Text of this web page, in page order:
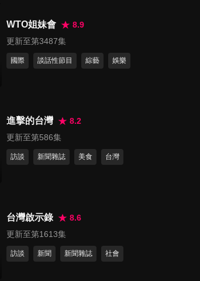
光？型男教你出國不怕被坑
第1213集 這些傳說竟真實存
第1214集 誰說老外到哪都吃
香？！各國對待外國人態度不
一樣！
47
第1216集 是虛有其表還是真天
才？老外智力鬥爭搶輸贏！
WTO姐妹會
8.9
更新至第3487集
國際 談話性節目 綜藝 娛樂
進擊的台灣
8.2
更新至第586集
訪談 新聞雜誌 美食 台灣
台灣啟示錄
8.6
更新至第1613集
訪談 新聞 新聞雜誌 社會